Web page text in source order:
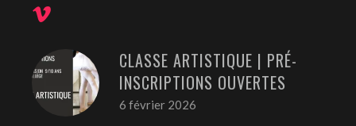
CLASSE ARTISTIQUE | PRÉ-
INSCRIPTIONS OUVERTES
6 février 2026